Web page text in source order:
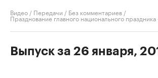
Видео / Передачи / Без комментариев /
Празднование главного национального
Выпуск за 26 января,